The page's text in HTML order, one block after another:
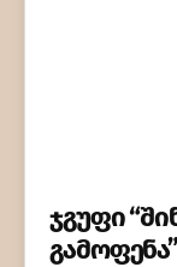
ჯგუფი
გამოფენა”